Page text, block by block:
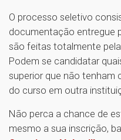
O processo seletivo
documentação entregue
são feitas totalmente
Podem se candidatar
superior que não tenham
do curso em outra
Não perca a chance de
mesmo a sua inscrição,